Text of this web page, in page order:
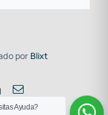
por Blixt
Ayuda?